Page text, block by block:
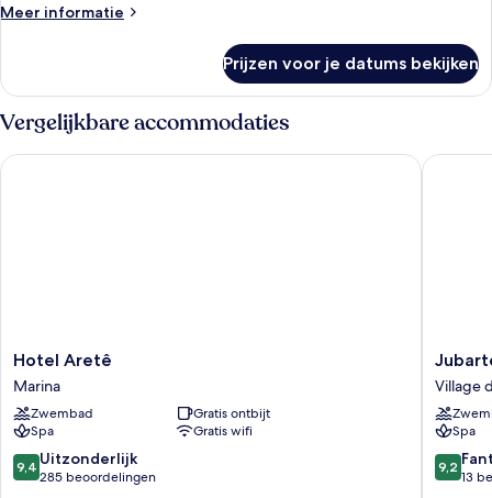
Meer informatie
Meer
suite,
bubbelbad
Prijzen voor je datums bekijken
Vergelijkbare accommodaties
Hotel
Aretê
Marina
Hotel Aretê
Marina
Zwembad
Gratis ontbijt
Spa
Gratis wifi
9.4
van
9,4 Uitzonderlijk
285 beoordelingen
Hotel Aretê
Jubarte
Hotel
-
Tawa
Beach
Club
Village
Village
Spa
9.2
van
9,2
13
Jubarte